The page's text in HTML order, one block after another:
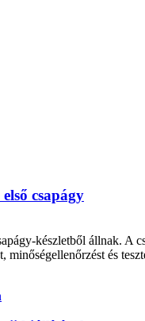
csapágy
készletből állnak. A
minőségellenőrzést és